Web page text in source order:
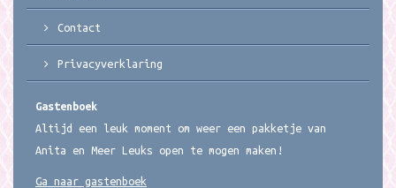
Contact
Privacyverklaring
Gastenboek
Altijd een leuk moment om weer een pakketje van
Anita en Meer Leuks open te mogen maken!
Ga naar gastenboek